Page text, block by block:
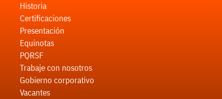
Historia
Certificaciones
Presentación
Equinotas
PQRSF
Trabaje con nosotros
Gobierno corporativo
Vacantes